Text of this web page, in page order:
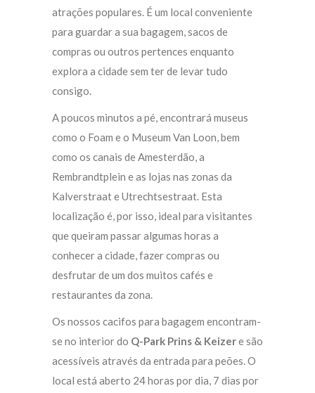
atrações populares. É um local conveniente
para guardar a sua bagagem, sacos de
compras ou outros pertences enquanto
explora a cidade sem ter de levar tudo
consigo.
A poucos minutos a pé, encontrará museus
como o Foam e o Museum Van Loon, bem
como os canais de Amesterdão, a
Rembrandtplein e as lojas nas zonas da
Kalverstraat e Utrechtsestraat. Esta
localização é, por isso, ideal para visitantes
que queiram passar algumas horas a
conhecer a cidade, fazer compras ou
desfrutar de um dos muitos cafés e
restaurantes da zona.
Os nossos cacifos para bagagem encontram-
se no interior do Q-Park Prins & Keizere são
acessíveis através da entrada para peões. O
local está aberto 24 horas por dia, 7 dias por